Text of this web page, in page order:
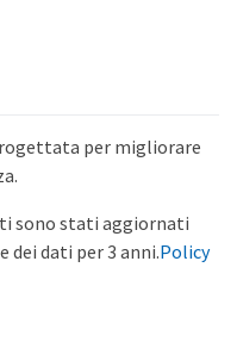
per migliorare
sono stati aggiornati
dei dati per 3 anni.Policy